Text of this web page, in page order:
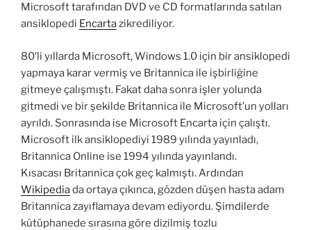
Microsoft tarafından DVD ve CD formatlarında satılan
ansiklopedi Encartazikrediliyor.
80′li yıllarda Microsoft, Windows 1.0 için bir ansiklopedi
yapmaya karar vermiş ve Britannica ile işbirliğine
gitmeye çalışmıştı. Fakat daha sonra işler yolunda
gitmedi ve bir şekilde Britannica ile Microsoft’un yolları
ayrıldı. Sonrasında ise Microsoft Encarta için çalıştı.
Microsoft ilk ansiklopediyi 1989 yılında yayınladı,
Britannica Online ise 1994 yılında yayınlandı.
Kısacası Britannica çok geç kalmıştı. Ardından
Wikipediada ortaya çıkınca, gözden düşen hasta adam
Britannica zayıflamaya devam ediyordu. Şimdilerde
kütüphanede sırasına göre dizilmiş tozlu